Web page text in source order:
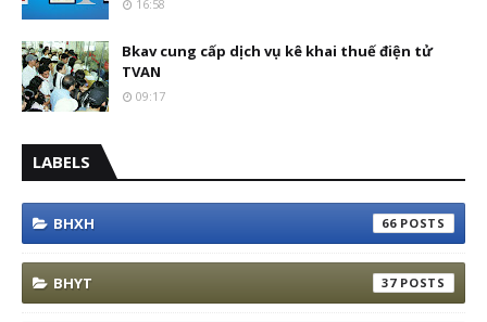
16:58
Bkav cung cấp dịch vụ kê khai thuế điện tử
TVAN
09:17
LABELS
BHXH 66
BHYT 37